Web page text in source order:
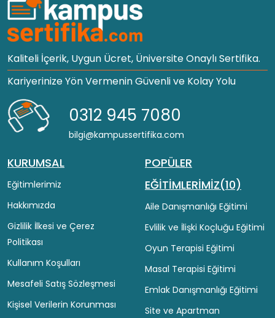
Kaliteli İçerik, Uygun Ücret, Üniversite Onaylı Sertifika.
Kariyerinize Yön Vermenin Güvenli ve Kolay Yolu
0312 945 7080
bilgi@kampussertifika.com
KURUMSAL
Eğitimlerimiz
Hakkımızda
Gizlilik İlkesi ve Çerez
Politikası
Kullanım Koşulları
Mesafeli Satış Sözleşmesi
Kişisel Verilerin Korunması
POPÜLER
EĞİTİMLERİMİZ(10)
Aile Danışmanlığı Eğitimi
Evlilik ve İlişki Koçluğu Eğitimi
Oyun Terapisi Eğitimi
Masal Terapisi Eğitimi
Emlak Danışmanlığı Eğitimi
Site ve Apartman